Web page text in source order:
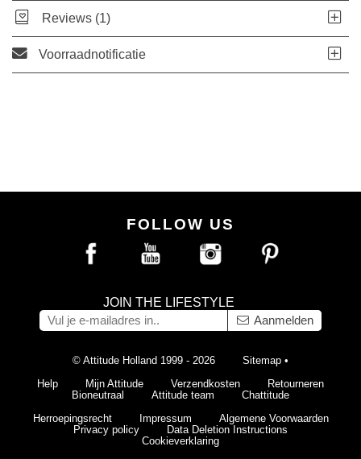
Reviews (1)
Voorraadnotificatie
FOLLOW US
JOIN THE LIFESTYLE
Aanmelden
© Attitude Holland 1999 - 2026 Sitemap •
Help
Mijn Attitude Verzendkosten
Retourneren
Bioneutraal
Attitude team
Chattitude
Herroepingsrecht
Impressum
Algemene Voorwaarden
Privacy policy
Data Deletion Instructions
Cookieverklaring